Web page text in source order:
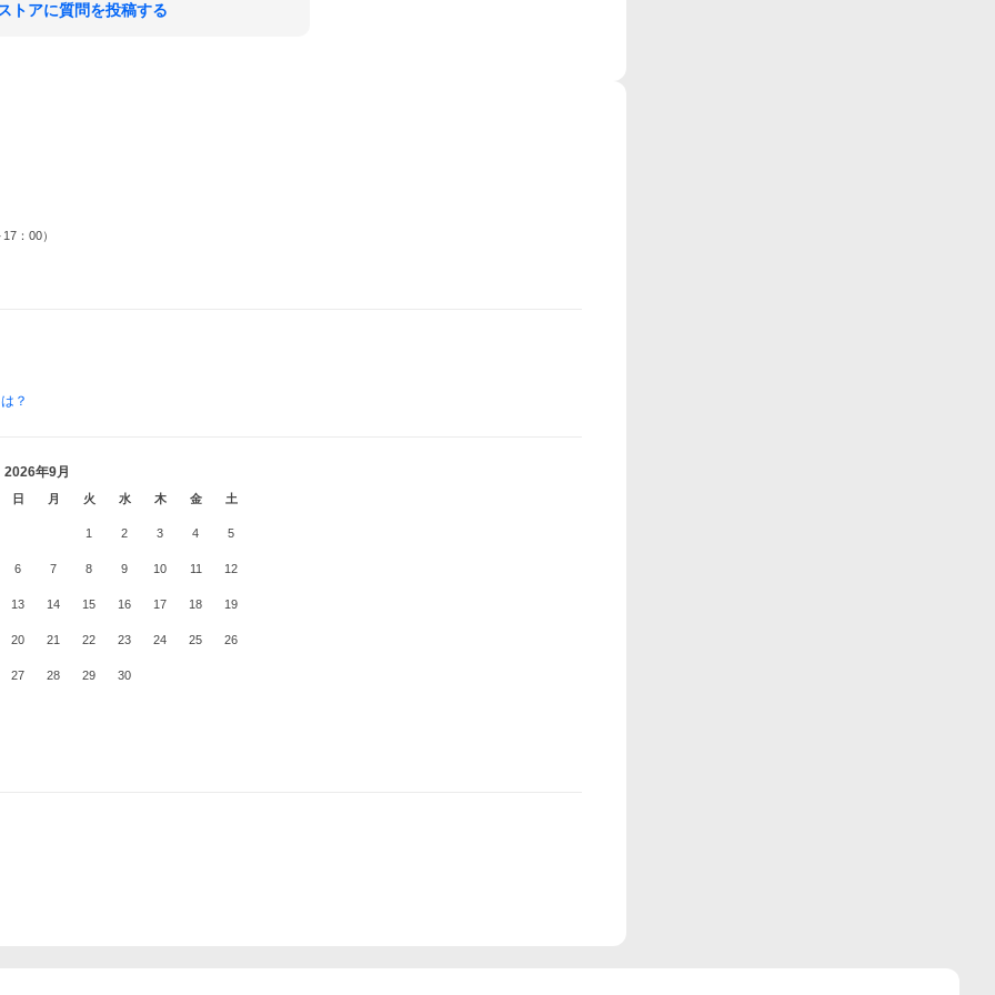
トアに質問を投稿する
：00）
？
2026年9月
日 月 火 水 木 金 土
1 2 3 4 5
6 7 8 9 10 11 12
13 14 15 16 17 18 19
20 21 22 23 24 25 26
27 28 29 30